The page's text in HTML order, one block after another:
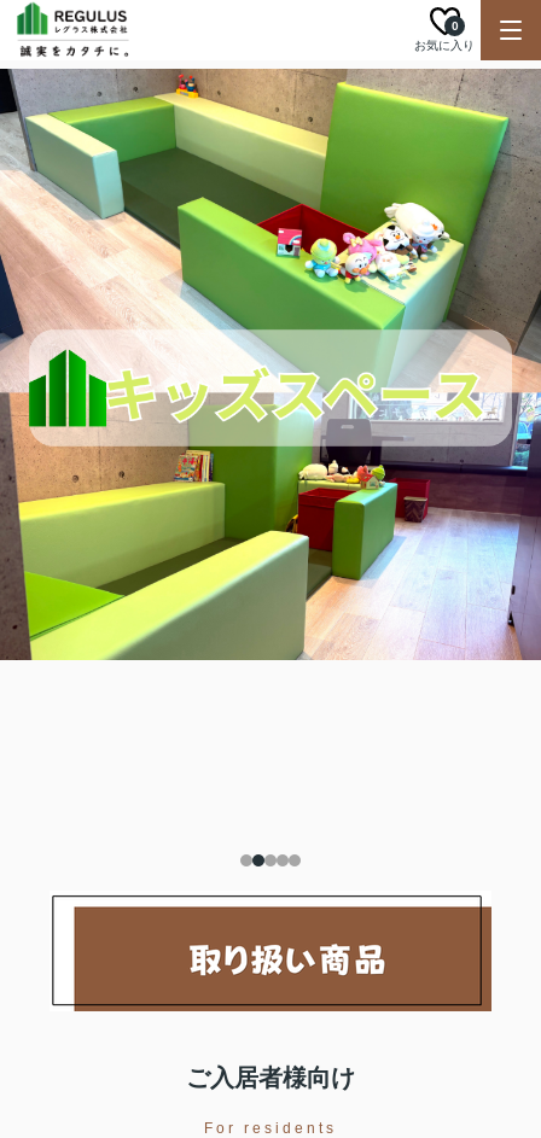
お気に入り
0
ご入居者様向け
For residents